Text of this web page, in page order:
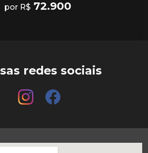
por R$ 72.900
redes sociais